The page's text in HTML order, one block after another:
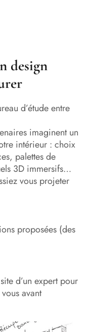
design
d’étude entre
imaginent un
intérieur : choix
palettes de
3D immersifs…
vous projeter
proposées (des
d’un expert pour
avant